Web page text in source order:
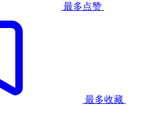
最多点赞
最多收藏